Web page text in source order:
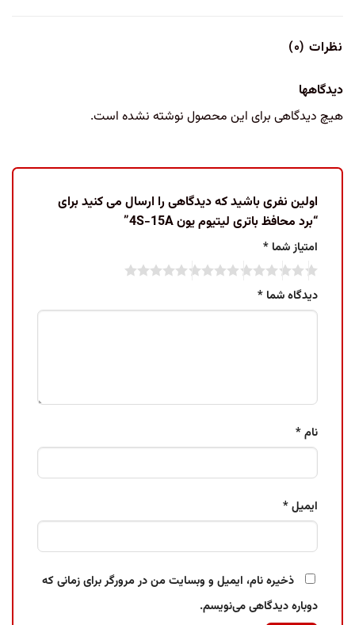
نظرات (۰)
دیدگاهها
هیچ دیدگاهی برای این محصول نوشته نشده است.
اولین نفری باشید که دیدگاهی را ارسال می کنید برای
“برد محافظ باتری لیتیوم یون 4S-15A”
امتیاز شما *
دیدگاه شما *
نام*
ایمیل*
ذخیره نام، ایمیل و وبسایت من در مرورگر برای زمانی که
دوباره دیدگاهی می‌نویسم.